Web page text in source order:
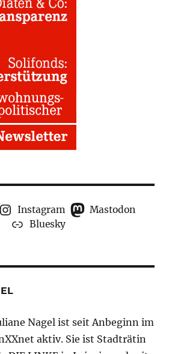
Instagram
Mastodon
Bluesky
Nagel ist seit Anbeginn im
aktiv. Sie ist Stadträtin